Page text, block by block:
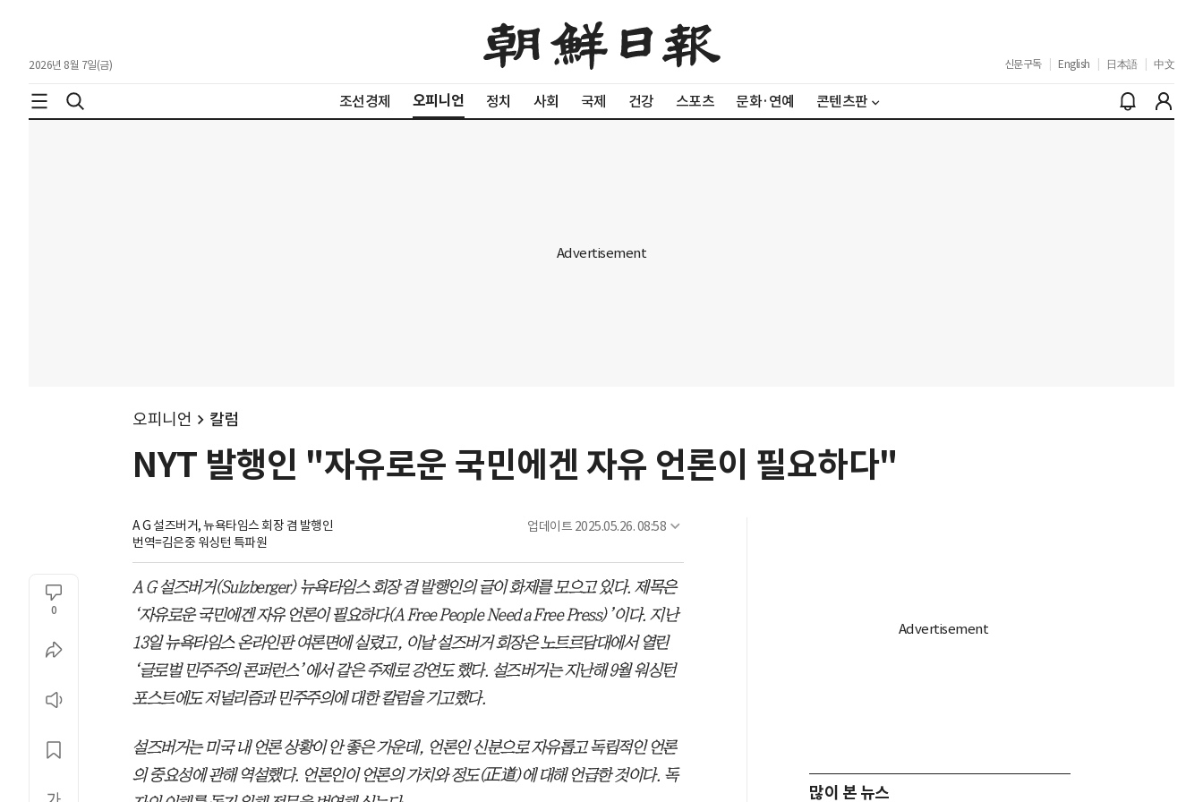
2026년 8월 7일(금) 신문구독 English 日本語 中文
조선경제 오피니언 정치 사회 국제 건강 스포츠 문화·연예 콘텐츠판
오피니언 칼럼
NYT 발행인 "자유로운 국민에겐 자유 언론이 필요하다"
A G 설즈버거, 뉴욕타임스 회장 겸 발행인
번역=김은중 워싱턴 특파원
업데이트 2025.05.26. 08:58
0
A G 설즈버거(Sulzberger) 뉴욕타임스 회장 겸 발행인의 글이 화제를 모으고 있다. 제목은
‘자유로운 국민에겐 자유 언론이 필요하다(A Free People Need a Free Press)’이다. 지난
13일 뉴욕타임스 온라인판 여론면에 실렸고, 이날 설즈버거 회장은 노트르담대에서 열린
‘글로벌 민주주의 콘퍼런스’에서 같은 주제로 강연도 했다. 설즈버거는 지난해 9월 워싱턴
포스트에도 저널리즘과 민주주의에 대한 칼럼을 기고했다.
설즈버거는 미국 내 언론 상황이 안 좋은 가운데, 언론인 신분으로 자유롭고 독립적인 언론
의 중요성에 관해 역설했다. 언론인이 언론의 가치와 정도(正道)에 대해 언급한 것이다. 독
많이 본 뉴스